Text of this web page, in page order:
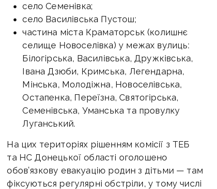
село Семенівка;
село Василівська Пустош;
частина міста Краматорськ (колишнє
селище Новоселівка) у межах вулиць:
Білогірська, Василівська, Дружківська,
Івана Дзюби, Кримська, Легендарна,
Мінська, Молодіжна, Новоселівська,
Остапенка, Переїзна, Святогірська,
Семенівська, Уманська та провулку
Луганський.
На цих територіях рішенням комісії з ТЕБ
та НС Донецької області оголошено
обов’язкову евакуацію родин з дітьми — там
фіксуються регулярні обстріли, у тому числі